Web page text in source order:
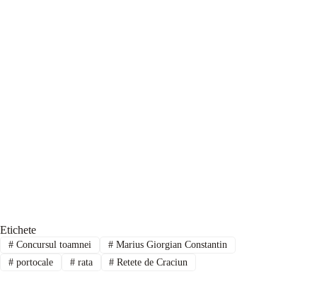
Etichete
#Concursul toamnei #Marius Giorgian Constantin
#portocale #rata # Retete de Craciun